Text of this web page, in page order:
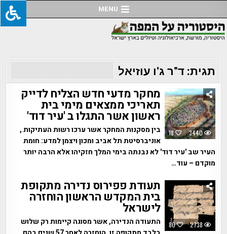
to
content
MENU
תגית:ד"ר ג'ו עוזיאל
18 3440
מחקר מדעי חדש הצליח לדייק
תאריכי ממצאים מימי בית
ראשון אשר התגלו ב 'עיר דוד'
בין מסקנות המחקר אשר ערכו רשות העתיקות ,
אוניברסיטת תל אביב ומכון ויצמן למדע: חומת
העיר שב 'עיר דוד' לא נבנתה בימי המלך חזקיהו אלא הרבה יותר
מוקדם – עוד…
80 2738
תעודת פפירוס נדירה מתקופת
בית המקדש הראשון הוחזרה
לישראל
התעודה הנדירה, אשר מסוגה קיימות רק שלוש